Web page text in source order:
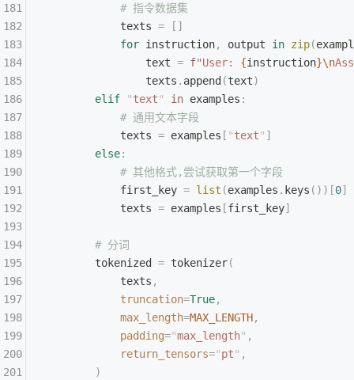
            # 指令数据集
            texts
= []
            for
instruction, output in zip(
                text
= f"User: {instruction}\n
                texts
. append (text)
        elif
"text" in examples :
            # 通用文本字段
            texts
= examples [ "text" ]
        else
:
            # 其他格式,尝试获取第一个字段
            first_key
= list (examples . keys ())[0]
            texts
= examples [first_key]
        # 分词
        tokenized
= tokenizer(
            texts
,
            truncation
=True,
            max_length
=MAX_LENGTH,
            padding
="max_length" ,
            return_tensors
="pt" ,
        )